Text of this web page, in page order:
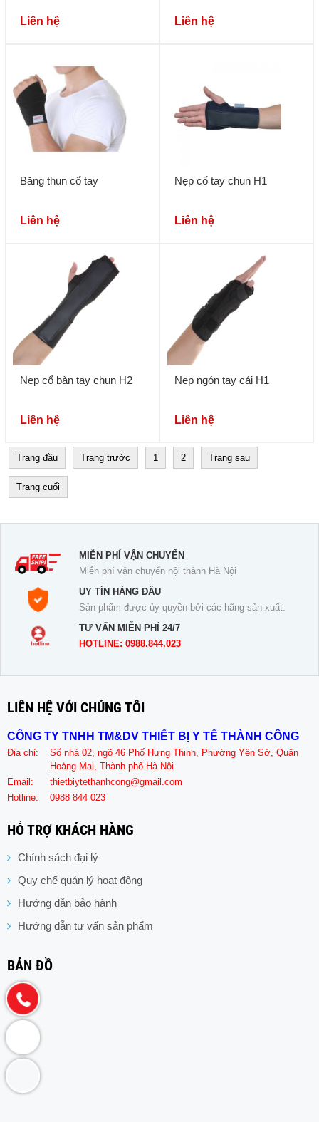
Liên hệ Liên hệ
Băng thun cổ tay
Liên hệ
Nẹp cổ tay chun H1
Liên hệ
Nẹp cổ bàn tay chun H2
Liên hệ
Nẹp ngón tay cái H1
Liên hệ
Trang đầu Trang trước 1 2 Trang sau
Trang cuối
MIỄN PHÍ VẬN CHUYỂN
Miễn phí vận chuyển nội thành Hà Nội
UY TÍN HÀNG ĐẦU
Sản phẩm được ủy quyền bởi các hãng sản xuất.
TƯ VẤN MIỄN PHÍ 24/7
HOTLINE: 0988.844.023
LIÊN HỆ VỚI CHÚNG TÔI
CÔNG TY TNHH TM&DV THIẾT BỊ Y TẾ THÀNH CÔNG
Địa chỉ:
Số nhà 02, ngõ 46 Phố Hưng Thịnh, Phường Yên Sở, Quận
Hoàng Mai, Thành phố Hà Nội
Email:
thietbiytethanhcong@gmail.com
Hotline:
0988 844 023
HỖ TRỢ KHÁCH HÀNG
Chính sách đại lý
Quy chế quản lý hoạt động
Hướng dẫn bảo hành
Hướng dẫn tư vấn sản phẩm
BẢN ĐỒ